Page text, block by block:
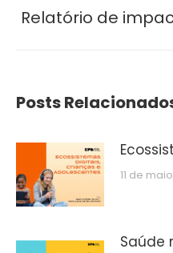
Relatório de
Posts
11 de
Saúde